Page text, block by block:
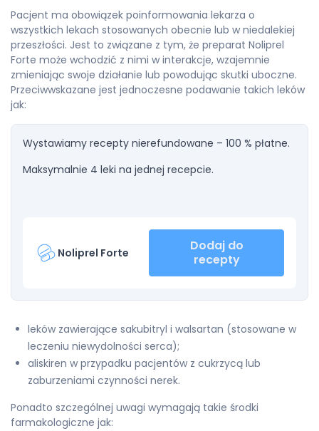
Pacjent ma obowiązek poinformowania lekarza o
wszystkich lekach stosowanych obecnie lub w niedalekiej
przeszłości. Jest to związane z tym, że preparat Noliprel
Forte może wchodzić z nimi w interakcje, wzajemnie
zmieniając swoje działanie lub powodując skutki uboczne.
Przeciwwskazane jest jednoczesne podawanie takich leków
jak:
Wystawiamy recepty nierefundowane – 100 % płatne.
Maksymalnie 4 leki na jednej recepcie.
Noliprel Forte
Dodaj do
recepty
leków zawierające sakubitryl i walsartan (stosowane w
leczeniu niewydolności serca);
aliskiren w przypadku pacjentów z cukrzycą lub
zaburzeniami czynności nerek.
Ponadto szczególnej uwagi wymagają takie środki
farmakologiczne jak: